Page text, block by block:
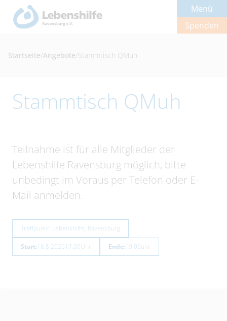
Menü
Spenden
Startseite/Angebote/Stammtisch QMuh
Stammtisch QMuh
Teilnahme ist für alle Mitglieder der
Lebenshilfe Ravensburg möglich, bitte
unbedingt im Voraus per Telefon oder E-
Mail anmelden.
Treffpunkt: Lebenshilfe, Ravensburg
Start:18.5.2026 17:00Uhr Ende:19:00uhr